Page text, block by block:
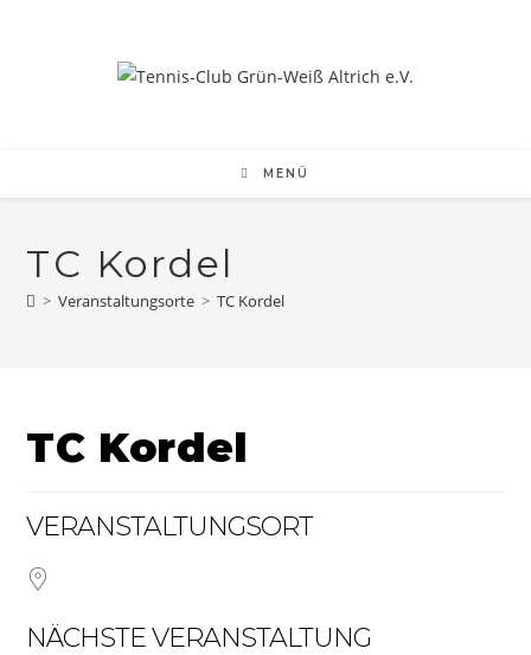
MENÜ
TC Kordel
> Veranstaltungsorte > TC Kordel
TC Kordel
VERANSTALTUNGSORT
NÄCHSTE VERANSTALTUNG